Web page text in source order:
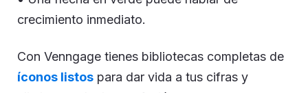
crecimiento inmediato.
Con Venngage tienes bibliotecas completas de
íconos listos para dar vida a tus cifras y